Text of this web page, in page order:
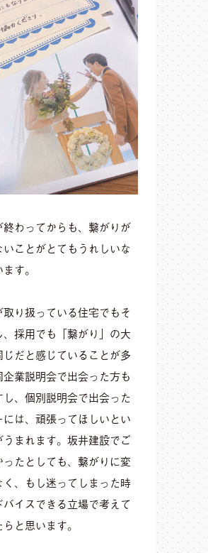
終わってからも、繋がりが
ことがとてもうれしいな
す。
り扱っている住宅でもそ
、採用でも「繋がり」の大
だと感じていることが多
企業説明会で出会った方も
し、個別説明会で出会った
には、頑張ってほしいとい
うまれます。坂井建設でご
たとしても、繋がりに変
く、もし迷ってしまった時
バイスできる立場で考えて
と思います。